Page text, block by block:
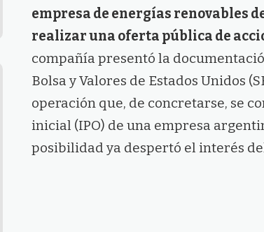
empresa de energías renovables
realizar una oferta pública de
compañía presentó la
Bolsa y Valores de Estados Unidos
operación que, de concretarse, se
inicial (IPO) de una empresa
posibilidad ya despertó el interés